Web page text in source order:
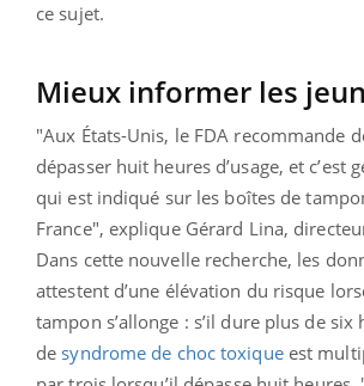
ce sujet.
Mieux informer les
"Aux États-Unis, le FDA recommande
dépasser huit heures d’usage, et c’est
qui est indiqué sur les boîtes de
France", explique Gérard Lina,
Dans cette nouvelle recherche, les
attestent d’une élévation du risque
tampon s’allonge : s’il dure plus de six
desyndrome de choc toxiqueest